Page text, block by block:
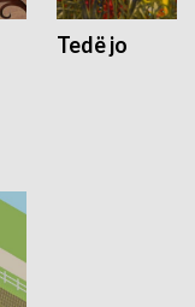
Tedë jo